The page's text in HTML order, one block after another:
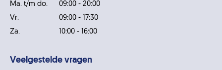
Ma. t/m do.
09:00 - 20:00
Vr.
09:00 - 17:30
Za.
10:00 - 16:00
Veelgestelde vragen